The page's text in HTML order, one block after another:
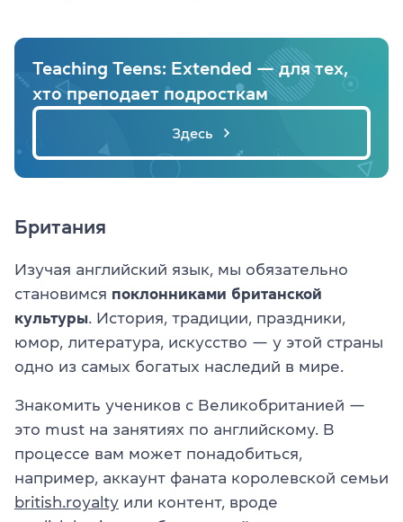
Teaching Teens: Extended — для тех,
хто преподает подросткам
Здесь
Британия
Изучая английский язык, мы обязательно
становимся поклонниками британской
культуры. История, традиции, праздники,
юмор, литература, искусство — у этой страны
одно из самых богатых наследий в мире.
Знакомить учеников с Великобританией —
это must на занятиях по английскому. В
процессе вам может понадобиться,
например, аккаунт фаната королевской семьи
british.royalty или контент, вроде